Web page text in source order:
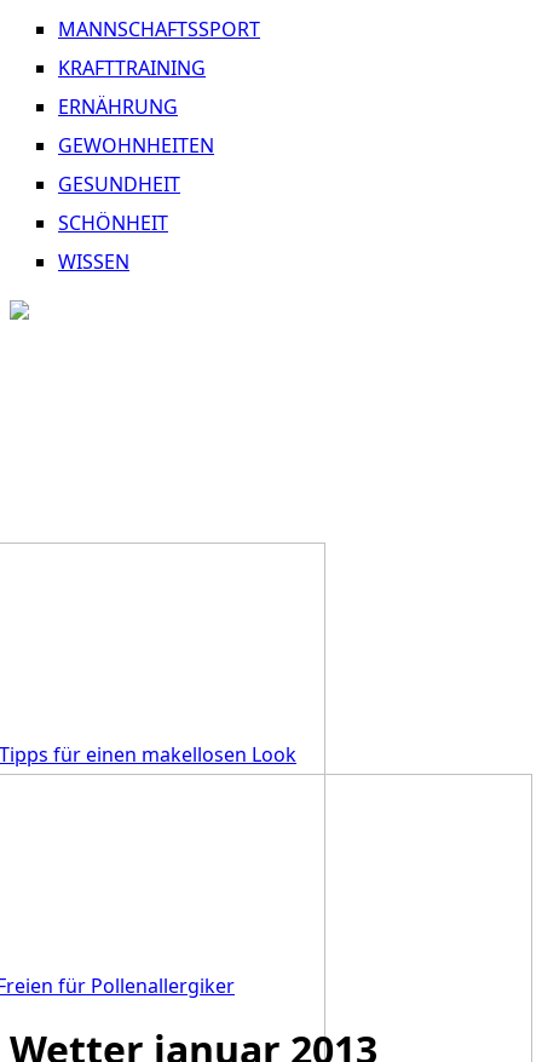
MANNSCHAFTSSPORT
KRAFTTRAINING
ERNÄHRUNG
GEWOHNHEITEN
GESUNDHEIT
SCHÖNHEIT
WISSEN
für einen makellosen Look
für Pollenallergiker
Wetter januar 2013